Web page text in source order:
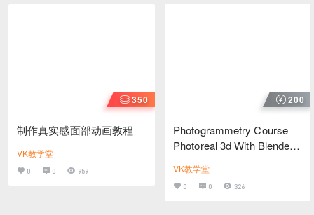
350
制作真实感面部动画教程
VK教学堂
0 0 959
200
Photogrammetry Course
Photoreal 3d With Blender
VK教学堂
0 0 326